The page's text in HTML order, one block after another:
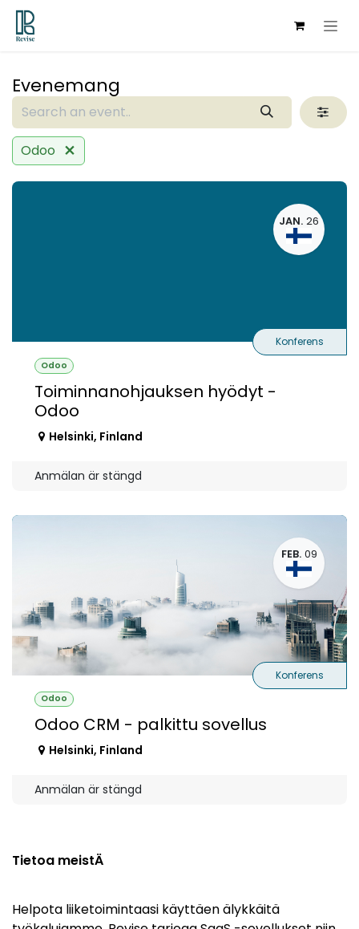
Hoppa till innehåll
Evenemang
Odoo
JAN. 26
Odoo
Toiminnanohjauksen hyödyt -
Odoo
Konferens
Helsinki, Finland
Anmälan är stängd
FEB. 09
Odoo
Odoo CRM - palkittu sovellus
Konferens
Helsinki, Finland
Anmälan är stängd
Tietoa meistÄ
Helpota liiketoimintaasi käyttäen älykkäitä